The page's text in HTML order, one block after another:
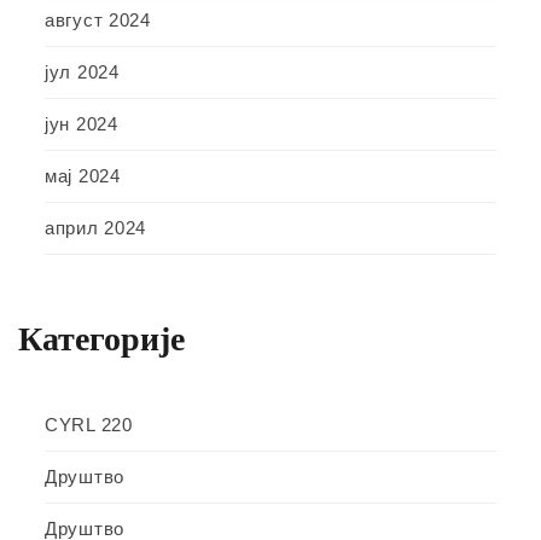
август 2024
јул 2024
јун 2024
мај 2024
април 2024
Категорије
CYRL 220
Друштво
Друштво